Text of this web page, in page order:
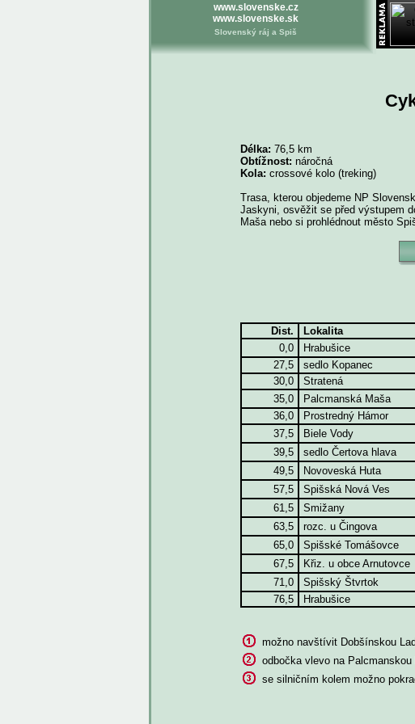
www.slovenske.cz
www.slovenske.sk
Slovenský ráj a Spiš
Délka: 76,5 km
Obtížnost: náročná
Kola: crossové kolo (treking)
Trasa, kterou objedeme NP
Jaskyni, osvěžit se před výstupem
Maša nebo si prohlédnout město
Dist. Lokalita
0,0
Hrabušice
27,5
sedlo Kopanec
30,0
Stratená
35,0
Palcmanská Maša
36,0
Prostredný Hámor
37,5
Biele Vody
39,5
sedlo Čertova hlava
49,5
Novoveská Huta
57,5
Spišská Nová Ves
61,5
Smižany
63,5
rozc. u Čingova
65,0
Spišské Tomášovce
67,5
Křiz. u obce Arnutovce
71,0
Spišský Štvrtok
76,5
Hrabušice
možno navštívit Dobšínskou
odbočka vlevo na Palcmanskou
se silničním kolem možno